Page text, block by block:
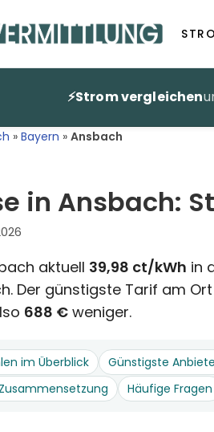
⚡Strom vergleichen
» Bayern » Ansbach
in Ansbach:
aktuell 39,98 ct/kWh in
Der günstigste Tarif am
688 € weniger.
im Überblick Günstigste
Häufige Fragen